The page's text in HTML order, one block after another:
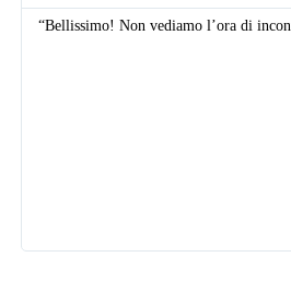
“Bellissimo! Non vediamo l’ora di